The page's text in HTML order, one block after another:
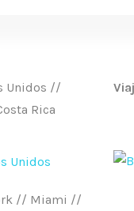
Unidos //
Rica
// Miami //